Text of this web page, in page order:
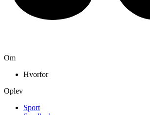
Om
Hvorfor
Oplev
Sport